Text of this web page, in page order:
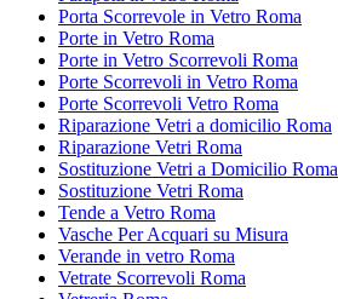
Porta Scorrevole in Vetro Roma
Porte in Vetro Roma
Porte in Vetro Scorrevoli Roma
Porte Scorrevoli in Vetro Roma
Porte Scorrevoli Vetro Roma
Riparazione Vetri a domicilio Roma
Riparazione Vetri Roma
Sostituzione Vetri a Domicilio Roma
Sostituzione Vetri Roma
Tende a Vetro Roma
Vasche Per Acquari su Misura
Verande in vetro Roma
Vetrate Scorrevoli Roma